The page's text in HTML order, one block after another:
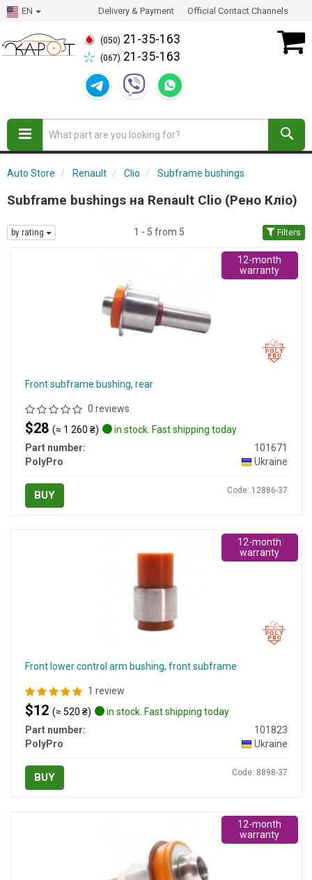
EN Delivery & Payment Official Contact Channels
(050) 21-35-163
(067) 21-35-163
Auto Store Renault Clio Subframe bushings
Subframe bushings на Renault Clio (Рено Кліо)
by rating 1 - 5 from 5 Filters
Front subframe bushing, rear
0 reviews
$28 (≈ 1 260 ₴)
in stock. Fast shipping today
Part number:
101671
PolyPro
Ukraine
BUY Code: 12886-37
12-month
warranty
Front lower control arm bushing, front subframe
1 review
$12 (≈ 520 ₴)
in stock. Fast shipping today
Part number:
101823
PolyPro
Ukraine
BUY Code: 8898-37
12-month
warranty
12-month
warranty